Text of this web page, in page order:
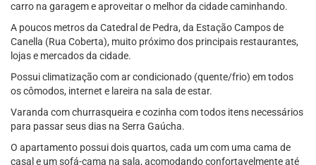
carro na garagem e aproveitar o melhor da cidade caminhando.
A poucos metros da Catedral de Pedra, da Estação Campos de
Canella (Rua Coberta), muito próximo dos principais restaurantes,
lojas e mercados da cidade.
Possui climatização com ar condicionado (quente/frio) em todos
os cômodos, internet e lareira na sala de estar.
Varanda com churrasqueira e cozinha com todos itens necessários
para passar seus dias na Serra Gaúcha.
O apartamento possui dois quartos, cada um com uma cama de
casal e um sofá-cama na sala, acomodando confortavelmente até